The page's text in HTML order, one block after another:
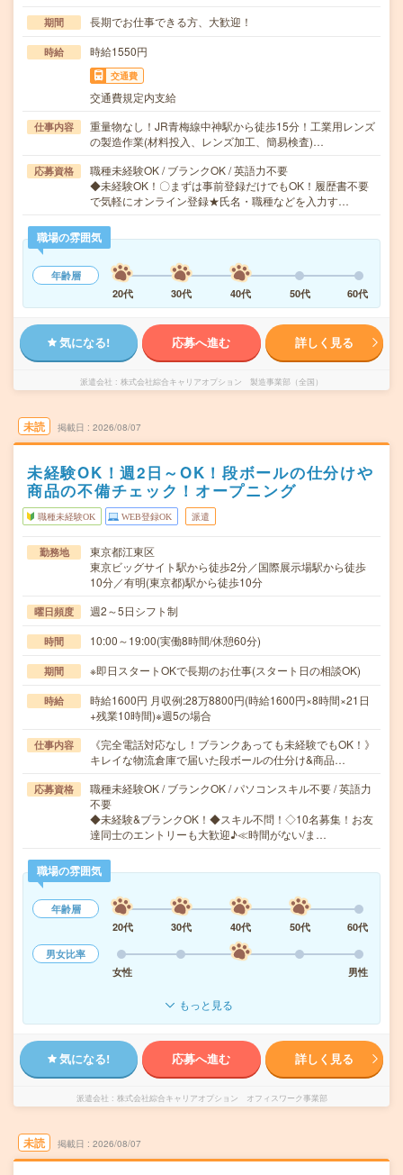
期間 長期でお仕事できる方、大歓迎！
時給 時給1550円
交通費
交通費規定内支給
仕事内容
重量物なし！JR青梅線中神駅から徒歩15分！工業用レンズ
の製造作業(材料投入、レンズ加工、簡易検査)…
応募資格
職種未経験OK / ブランクOK / 英語力不要
◆未経験OK！〇まずは事前登録だけでもOK！履歴書不要
で気軽にオンライン登録★氏名・職種などを入力す…
職場の雰囲気
年齢層
20代
30代 40代 50代 60代
気になる! 応募へ進む 詳しく見る
派遣会社 株式会社綜合キャリアオプション 製造事業部（全国）
未読 掲載日 2026/08/07
未経験OK！週2日～OK！段ボールの仕分けや
商品の不備チェック！オープニング
職種未経験OK WEB登録OK 派遣
勤務地
東京都江東区
東京ビッグサイト駅から徒歩2分／国際展示場駅から徒歩
10分／有明(東京都)駅から徒歩10分
曜日頻度 週2～5日シフト制
時間 10:00～19:00(実働8時間/休憩60分)
期間 ※即日スタートOKで長期のお仕事(スタート日の相談OK)
時給
時給1600円 月収例:28万8800円(時給1600円×8時間×21日
+残業10時間)※週5の場合
仕事内容
《完全電話対応なし！ブランクあっても未経験でもOK！》
キレイな物流倉庫で届いた段ボールの仕分け&商品…
応募資格
職種未経験OK / ブランクOK / パソコンスキル不要 / 英語力
不要
◆未経験&ブランクOK！◆スキル不問！◇10名募集！お友
達同士のエントリーも大歓迎♪≪時間がない/ま…
職場の雰囲気
年齢層
20代
30代 40代 50代
60代
男女比率
女性
男性
もっと見る
気になる! 応募へ進む 詳しく見る
派遣会社 株式会社綜合キャリアオプション オフィスワーク事業部
未読 掲載日 2026/08/07